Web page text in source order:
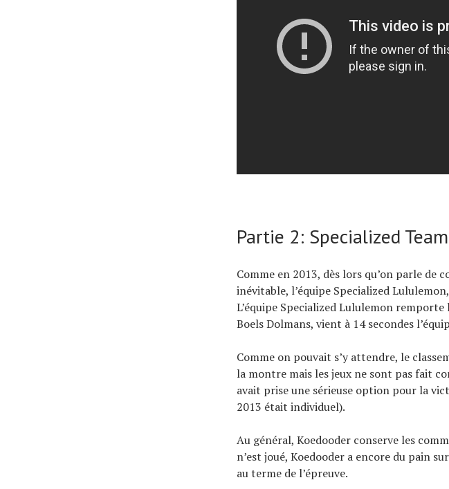
Partie 2: Specialized
Comme en 2013, dès lors qu’on parle de
inévitable, l’équipe Specialized
L’équipe Specialized Lululemon remporte
Boels Dolmans, vient à 14 secondes
Comme on pouvait s’y attendre, le
la montre mais les jeux ne sont pas fait
avait prise une sérieuse option pour la
2013 était individuel).
Au général, Koedooder conserve les
n’est joué, Koedooder a encore du pain
au terme de l’épreuve.